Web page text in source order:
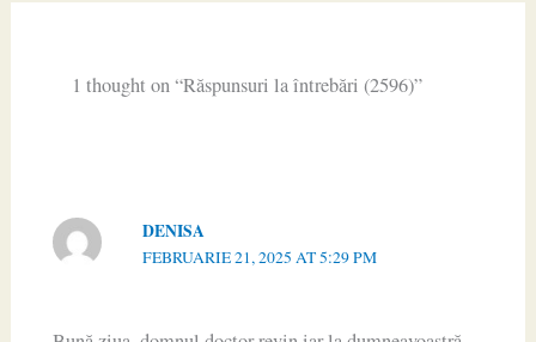
1 thought on “Răspunsuri la întrebări (2596)”
DENISA
FEBRUARIE 21, 2025 AT 5:29 PM